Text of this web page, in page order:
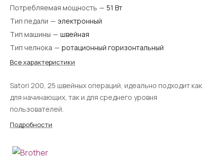
Потребляемая мощность — 51 Вт
Тип педали — электронный
Тип машины — швейная
Тип челнока — ротационный горизонтальный
Все характеристики
Satori 200, 25 швейных операций, идеально подходит как
для начинающих, так и для среднего уровня
пользователей.
Подробности